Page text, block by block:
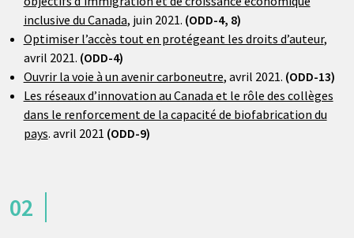
inclusive du Canada, juin 2021. (ODD-4, 8)
Optimiser l’accès tout en protégeant les droits d’auteur,
avril 2021. (ODD-4)
Ouvrir la voie à un avenir carboneutre, avril 2021. (ODD-13)
Les réseaux d’innovation au Canada et le rôle des collèges
dans le renforcement de la capacité de biofabrication du
pays. avril 2021 (ODD-9)
02